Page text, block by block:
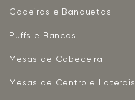
Cadeiras e Banquetas
Puffs e Bancos
Mesas de Cabeceira
Mesas de Centro e Laterais